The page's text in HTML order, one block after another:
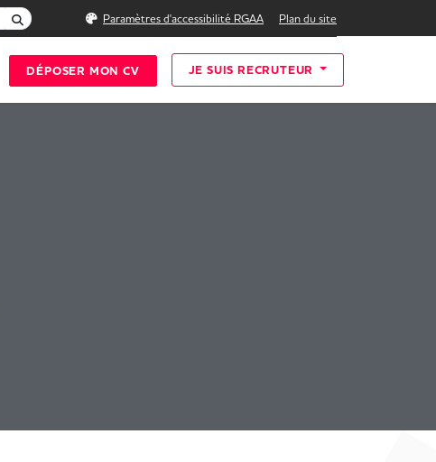
Rechercher Paramètres d'accessibilité RGAA Plan du site
DÉPOSER MON CV JE SUIS RECRUTEUR